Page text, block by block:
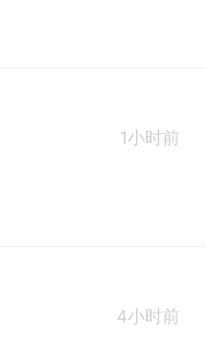
1小时前
4小时前